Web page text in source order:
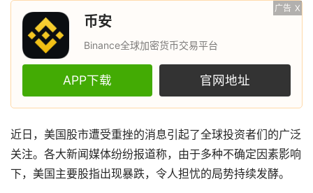
广告 X
币安
Binance全球加密货币交易平台
APP下载 官网地址
近日，美国股市遭受重挫的消息引起了全球投资者们的广泛
关注。各大新闻媒体纷纷报道称，由于多种不确定因素影响
下，美国主要股指出现暴跌，令人担忧的局势持续发酵。